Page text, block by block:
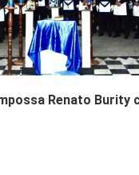
Renato Burity